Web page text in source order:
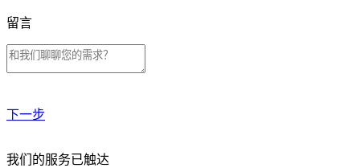
留言
下一步
贵公司预算范围是？
我们的服务已触达